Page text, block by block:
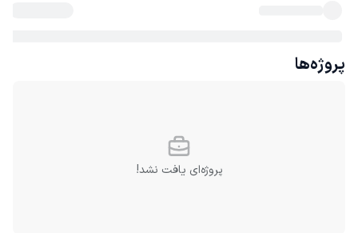
پروژه‌ها
پروژه‌ای یافت نشد!